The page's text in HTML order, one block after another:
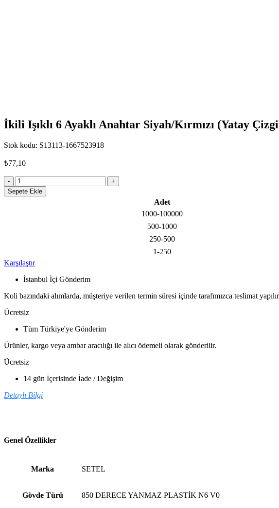
İkili Işıklı 6 Ayaklı Anahtar Siyah/Kırmızı (Yatay
Stok kodu: S13113-1667523918
₺77,10
İkili
Işıklı
6
Sepete Ekle
Adet
1000-100000
500-1000
250-500
1-250
Karşılaştır
İstanbul İçi Gönderim
Koli bazındaki alımlarda, müşteriye verilen termin süresi içinde tarafımızca teslimat
Ücretsiz
Tüm Türkiye'ye Gönderim
Ürünler, kargo veya ambar aracılığı ile alıcı ödemeli olarak gönderilir.
Ücretsiz
14 gün İçerisinde İade / Değişim
Detaylı Bilgi
Genel Özellikler
Marka SETEL
Gövde Türü 850 DERECE YANMAZ PLASTİK N6 V0